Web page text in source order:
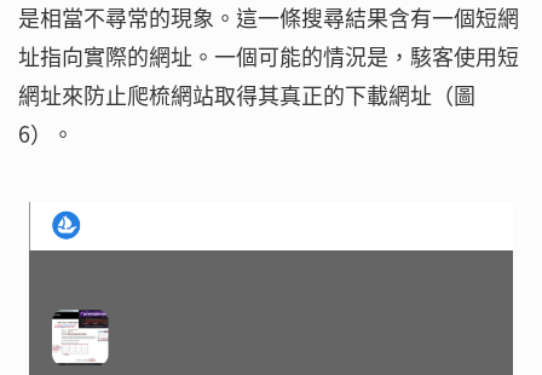
是相當不尋常的現象。這一條搜尋結果含有一個短網
址指向實際的網址。一個可能的情況是，駭客使用短
網址來防止爬梳網站取得其真正的下載網址（圖
6）。